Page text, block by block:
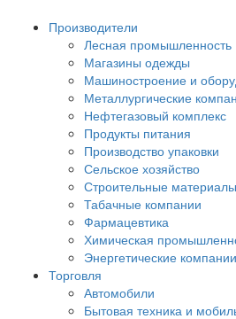
Производители
Лесная промышленность
Магазины одежды
Машиностроение и
Металлургические
Нефтегазовый комплекс
Продукты питания
Производство упаковки
Сельское хозяйство
Строительные материалы
Табачные компании
Фармацевтика
Химическая
Энергетические компании
Торговля
Автомобили
Бытовая техника и